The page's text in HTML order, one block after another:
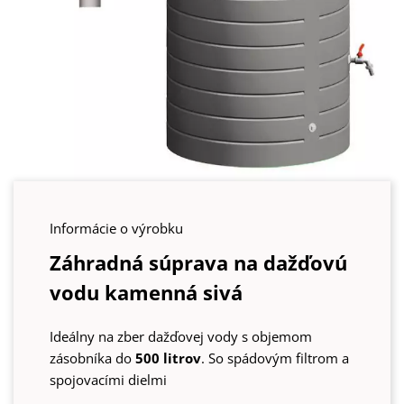
Informácie o výrobku
Záhradná súprava na dažďovú
vodu kamenná sivá
Ideálny na zber dažďovej vody s objemom
zásobníka do 500 litrov. So spádovým filtrom a
spojovacími dielmi